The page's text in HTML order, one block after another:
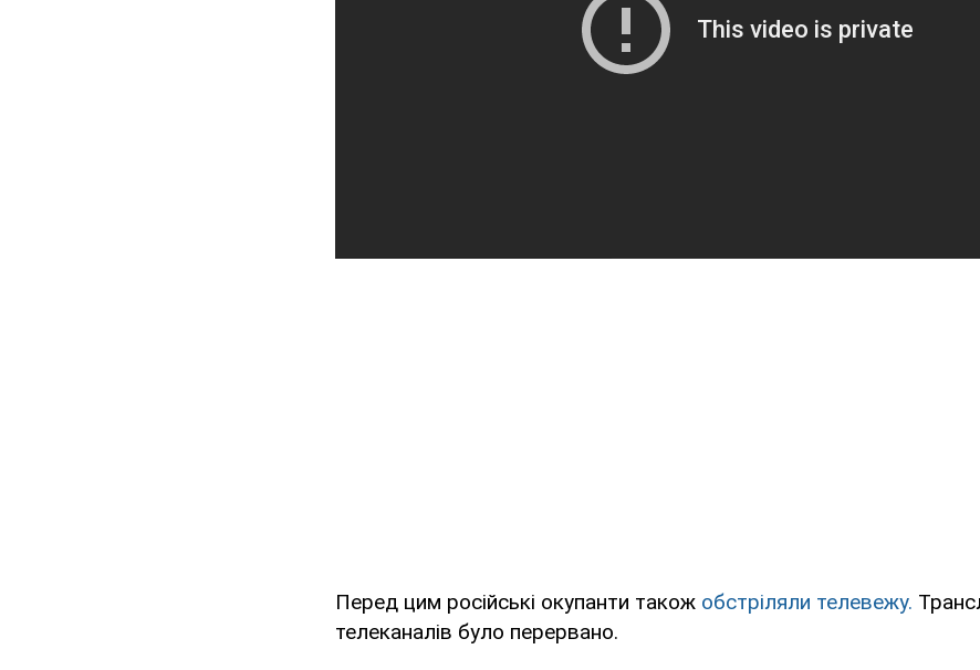
Перед цим російські окупанти також обстріляли телевежу.
телеканалів було перервано.